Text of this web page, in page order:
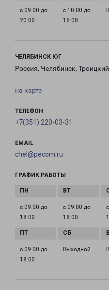
с 09:00 до
20:00
с 10:00 до
16:00
ЧЕЛЯБИНСК ЮГ
Россия, Челябинск,
на карте
ТЕЛЕФОН
+7(351) 220-03-31
EMAIL
chel@pecom.ru
ГРАФИК РАБОТЫ
с 09:00 до
18:00
с 09:00 до
18:00
с 09:00 до
18:00
Выходной